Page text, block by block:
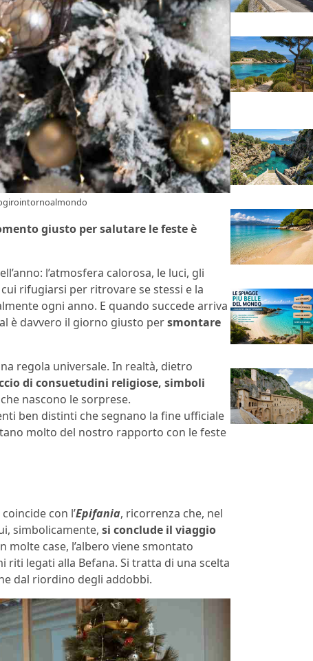
giusto per salutare le feste è
l’atmosfera calorosa, le luci, gli
rifugiarsi per ritrovare se stessi e la
ogni anno. E quando succede arriva
è davvero il giorno giusto persmontare
regola universale. In realtà, dietro
di consuetudini religiose, simboli
nascono le sorprese.
ben distinti che segnano la fine ufficiale
molto del nostro rapporto con le feste
con l’Epifania, ricorrenza che, nel
simbolicamente, si conclude il viaggio
molte case, l’albero viene smontato
legati alla Befana. Si tratta di una scelta
dal riordino degli addobbi.